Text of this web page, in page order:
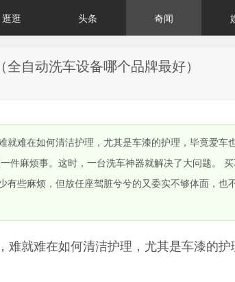
逛逛 头条 奇闻
自动洗车设备哪个品牌最好）
就难在如何清洁护理，尤其是车漆的护理，毕竟爱车
件麻烦事。这时，一台洗车神器就解决了大问题。
些麻烦，但放任座驾脏兮兮的又委实不够体面，也
难就难在如何清洁护理，尤其是车漆的